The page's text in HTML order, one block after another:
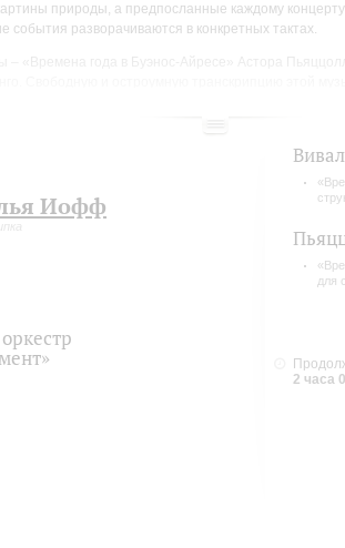
природы, а предпосланные каждому
события разворачиваются в конкретных тактах.
у Пьяццоллы, бушует «Лето», в северном, у
Иофф
для
2 часа